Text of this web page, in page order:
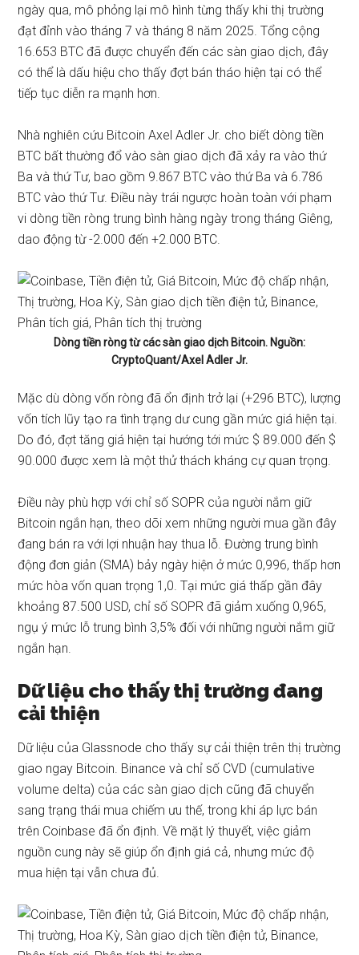
ngày qua, mô phỏng lại mô hình từng thấy khi thị trường
đạt đỉnh vào tháng 7 và tháng 8 năm 2025. Tổng cộng
16.653 BTC đã được chuyển đến các sàn giao dịch, đây
có thể là dấu hiệu cho thấy đợt bán tháo hiện tại có thể
tiếp tục diễn ra mạnh hơn.
Nhà nghiên cứu Bitcoin Axel Adler Jr. cho biết dòng tiền
BTC bất thường đổ vào sàn giao dịch đã xảy ra vào thứ
Ba và thứ Tư, bao gồm 9.867 BTC vào thứ Ba và 6.786
BTC vào thứ Tư. Điều này trái ngược hoàn toàn với phạm
vi dòng tiền ròng trung bình hàng ngày trong tháng Giêng,
dao động từ -2.000 đến +2.000 BTC.
Dòng tiền ròng từ các sàn giao dịch Bitcoin. Nguồn:
CryptoQuant/Axel Adler Jr.
Mặc dù dòng vốn ròng đã ổn định trở lại (+296 BTC), lượng
vốn tích lũy tạo ra tình trạng dư cung gần mức giá hiện tại.
Do đó, đợt tăng giá hiện tại hướng tới mức $ 89.000 đến $
90.000 được xem là một thử thách kháng cự quan trọng.
Điều này phù hợp với chỉ số SOPR của người nắm giữ
Bitcoin ngắn hạn, theo dõi xem những người mua gần đây
đang bán ra với lợi nhuận hay thua lỗ. Đường trung bình
động đơn giản (SMA) bảy ngày hiện ở mức 0,996, thấp hơn
mức hòa vốn quan trọng 1,0. Tại mức giá thấp gần đây
khoảng 87.500 USD, chỉ số SOPR đã giảm xuống 0,965,
ngụ ý mức lỗ trung bình 3,5% đối với những người nắm giữ
ngắn hạn.
Dữ liệu cho thấy thị trường đang
cải thiện
Dữ liệu của Glassnode cho thấy sự cải thiện trên thị trường
giao ngay Bitcoin. Binance và chỉ số CVD (cumulative
volume delta) của các sàn giao dịch cũng đã chuyển
sang trạng thái mua chiếm ưu thế, trong khi áp lực bán
trên Coinbase đã ổn định. Về mặt lý thuyết, việc giảm
nguồn cung này sẽ giúp ổn định giá cả, nhưng mức độ
mua hiện tại vẫn chưa đủ.